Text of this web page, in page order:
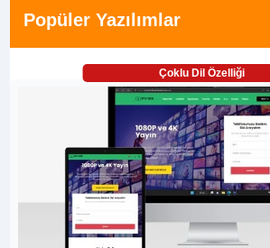
Popüler Yazılımlar
Çoklu Dil Özelliği